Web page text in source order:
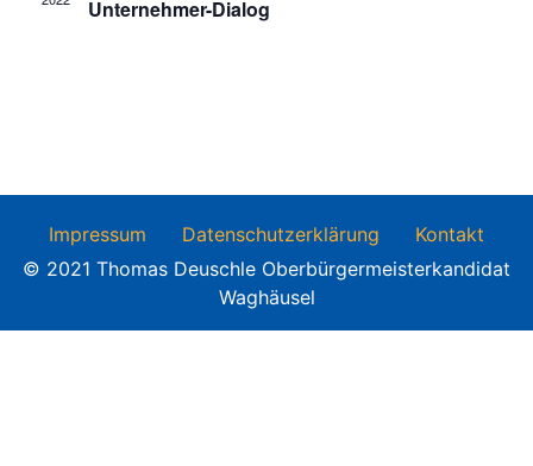
Unternehmer-Dialog
Impressum Datenschutzerklärung
Kontakt
© 2021 Thomas Deuschle Oberbürgermeisterkandidat
Waghäusel